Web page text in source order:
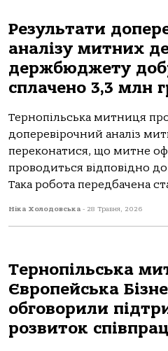
Результати
аналізу митних
держбюджету
сплачено 3,3 млн
Тернопільська митниця
доперевірочний аналіз
переконатися, що митне
проводиться відповідно
Така робота передбачена
Ніка Холодовська - 28 Травня, 2026
Тернопільська
Європейська
обговорили
розвиток